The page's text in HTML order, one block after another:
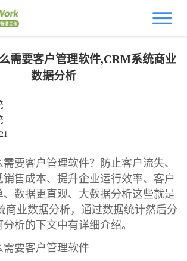
需要客户管理软件,CRM系统商业
数据分析
要客户管理软件？防止客户流失、
售成本、提升企业运行效率、客户
、数据更直观、大数据分析这些就是
商业数据分析，通过数据统计然后分
析的下文中有详细介绍。
要客户管理软件